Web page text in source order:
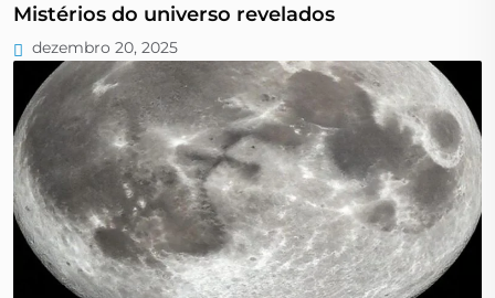
Mistérios do universo revelados
dezembro 20, 2025